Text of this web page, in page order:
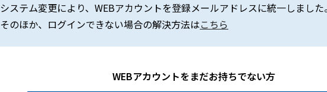
システム変更により、WEBアカウントを登録メールアドレスに統一しました
そのほか、ログインできない場合の解決方法はこちら
WEBアカウントをまだお持ちでない方